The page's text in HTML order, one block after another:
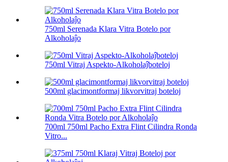
750ml Serenada Klara Vitra Botelo por
Alkoholaĵo
750ml Vitraj Aspekto-Alkoholaĵboteloj
500ml glacimontformaj likvorvitraj boteloj
700ml 750ml Pacho Extra Flint Cilindra Ronda
Vitro...